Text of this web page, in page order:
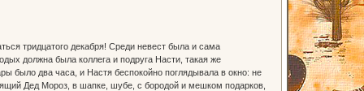
тридцатого декабря! Среди невест была и сама
должна была коллега и подруга Насти, такая же
было два часа, и Настя беспокойно поглядывала в окно: не
Дед Мороз, в шапке, шубе, с бородой и мешком подарков,